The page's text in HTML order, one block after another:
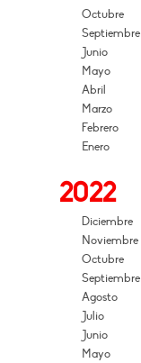
Octubre
Septiembre
Junio
Mayo
Abril
Marzo
Febrero
Enero
2022
Diciembre
Noviembre
Octubre
Septiembre
Agosto
Julio
Junio
Mayo